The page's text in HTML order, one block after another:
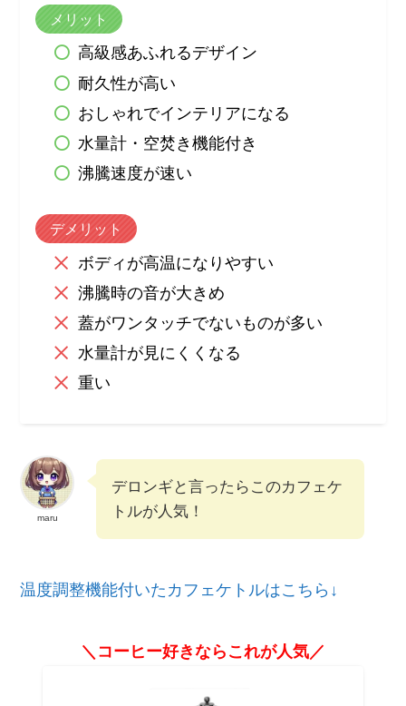
メリット
高級感あふれるデザイン
耐久性が高い
おしゃれでインテリアになる
水量計・空焚き機能付き
沸騰速度が速い
デメリット
ボディが高温になりやすい
沸騰時の音が大きめ
蓋がワンタッチでないものが多い
水量計が見にくくなる
重い
maru
デロンギと言ったらこのカフェケ
トルが人気！
温度調整機能付いたカフェケトルはこちら↓
＼コーヒー好きならこれが人気／